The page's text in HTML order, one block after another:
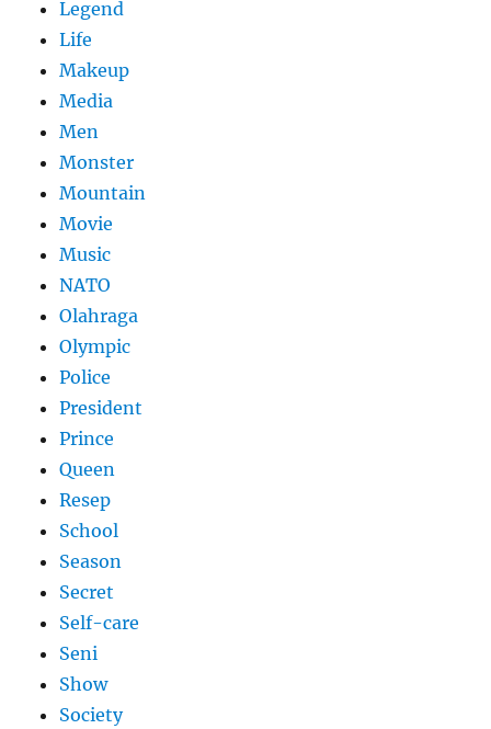
Legend
Life
Makeup
Media
Men
Monster
Mountain
Movie
Music
NATO
Olahraga
Olympic
Police
President
Prince
Queen
Resep
School
Season
Secret
Self-care
Seni
Show
Society